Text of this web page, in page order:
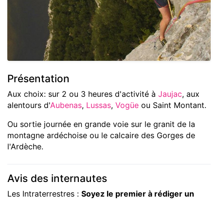
Présentation
Aux choix: sur 2 ou 3 heures d'activité à Jaujac, aux
alentours d'Aubenas, Lussas, Vogüe ou Saint Montant.
Ou sortie journée en grande voie sur le granit de la
montagne ardéchoise ou le calcaire des Gorges de
l'Ardèche.
Avis des internautes
Les Intraterrestres : Soyez le premier à rédiger un